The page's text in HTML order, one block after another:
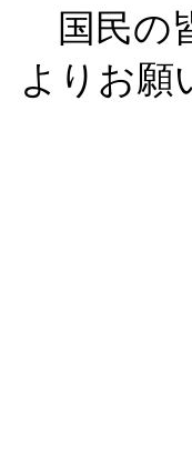
国民の
よりお願